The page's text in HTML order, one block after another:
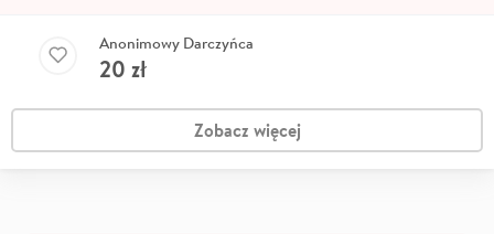
Anonimowy Darczyńca
20 zł
Zobacz więcej